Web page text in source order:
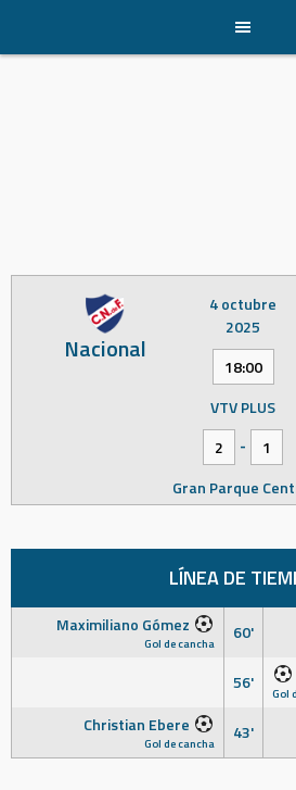
content
Nacional
4 octubre
2025
18:00
VTV PLUS
2
-
1
Gran Parque
LÍNEA DE
Maximiliano Gómez
Gol de cancha 60'
56' Gol
Christian Ebere
Gol de cancha 43'